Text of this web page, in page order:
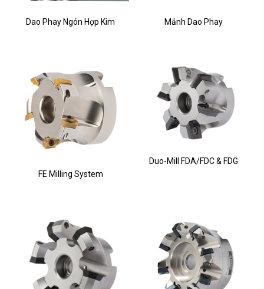
Dao Phay Ngón Hợp Kim Mảnh Dao Phay
FE Milling System
Duo-Mill FDA/FDC & FDG